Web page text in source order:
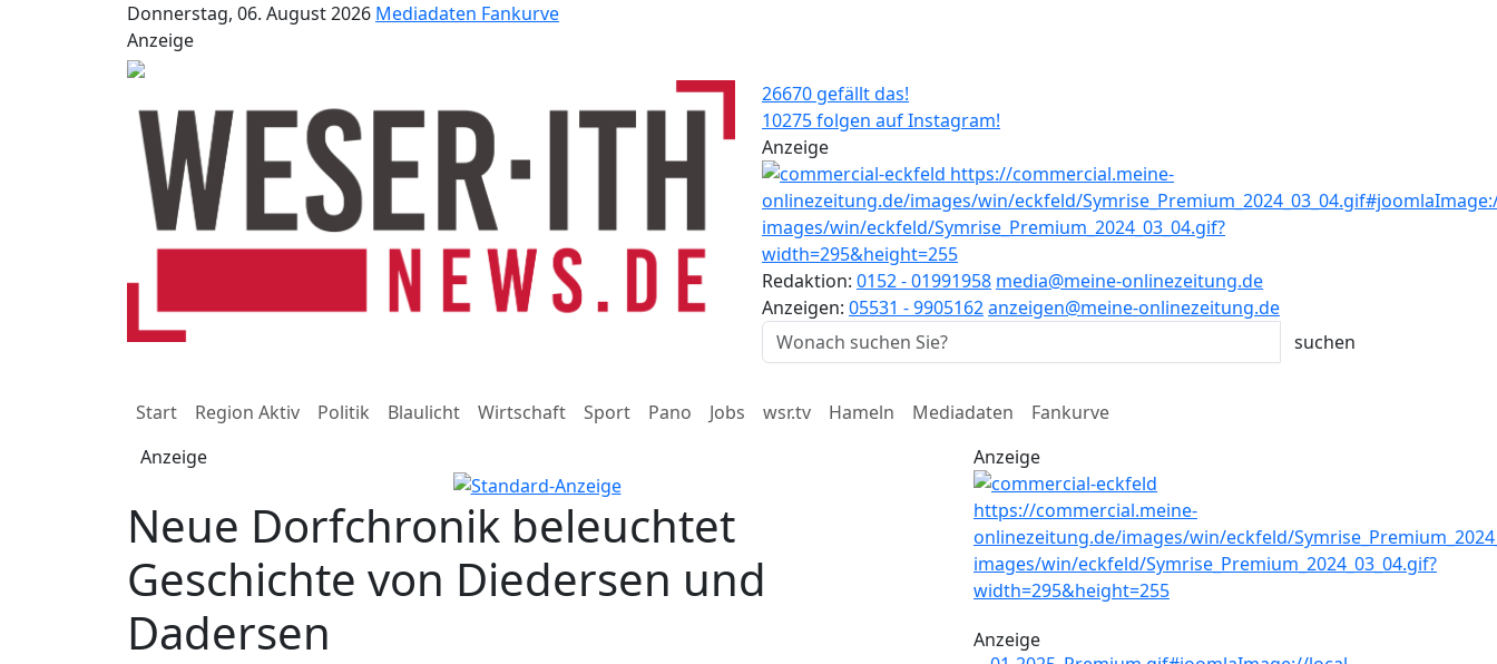
Donnerstag, 06. August 2026 Mediadaten Fankurve
Anzeige
26670 gefällt das!
10275 folgen auf Instagram!
Anzeige
Redaktion: 0152 - 01991958 media@meine-onlinezeitung.de
Anzeigen: 05531 - 9905162anzeigen@meine-onlinezeitung.de
Start Region Aktiv Politik Blaulicht Wirtschaft Sport Pano Jobs wsr.tv Hameln Mediadaten
Fankurve
Anzeige
Neue Dorfchronik beleuchtet
Geschichte von Diedersen und
Dadersen
Anzeige
Anzeige